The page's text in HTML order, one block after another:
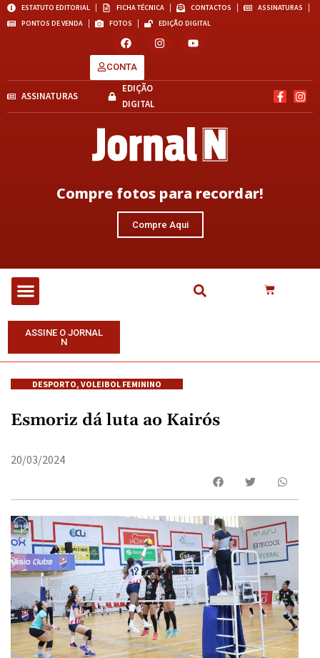
ESTATUTO EDITORIAL FICHA TÉCNICA CONTACTOS
ASSINATURAS
PONTOS DE VENDA
FOTOS EDIÇÃO DIGITAL
CONTA
ASSINATURAS
EDIÇÃO
DIGITAL
Compre fotos para recordar!
Compre Aqui
ASSINE O JORNAL
N
DESPORTO, VOLEIBOL FEMININO
Esmoriz dá luta ao Kairós
20/03/2024